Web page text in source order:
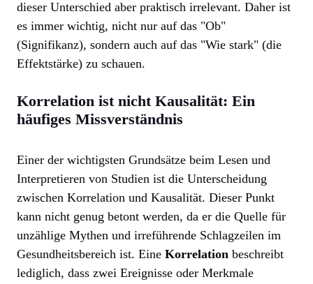
dieser Unterschied aber praktisch irrelevant. Daher ist
es immer wichtig, nicht nur auf das "Ob"
(Signifikanz), sondern auch auf das "Wie stark" (die
Effektstärke) zu schauen.
Korrelation ist nicht Kausalität: Ein
häufiges Missverständnis
Einer der wichtigsten Grundsätze beim Lesen und
Interpretieren von Studien ist die Unterscheidung
zwischen Korrelation und Kausalität. Dieser Punkt
kann nicht genug betont werden, da er die Quelle für
unzählige Mythen und irreführende Schlagzeilen im
Gesundheitsbereich ist. Eine Korrelation beschreibt
lediglich, dass zwei Ereignisse oder Merkmale